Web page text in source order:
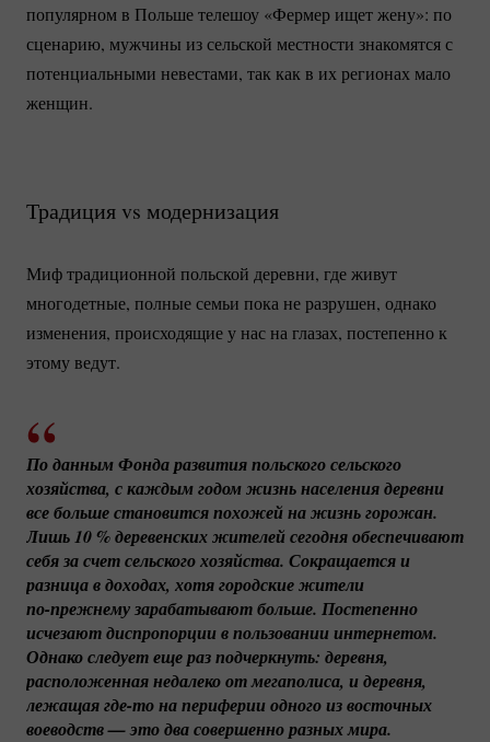
популярном в Польше телешоу «Фермер ищет жену»: по
сценарию, мужчины из сельской местности знакомятся с
потенциальными невестами, так как в их регионах мало
женщин.
Традиция vs модернизация
Миф традиционной польской деревни, где живут
многодетные, полные семьи пока не разрушен, однако
изменения, происходящие у нас на глазах, постепенно к
этому ведут.
По данным Фонда развития польского сельского
хозяйства, с каждым годом жизнь населения деревни
все больше становится похожей на жизнь горожан.
Лишь 10 % деревенских жителей сегодня обеспечивают
себя за счет сельского хозяйства. Сокращается и
по-прежнему зарабатывают больше. Постепенно
исчезают диспропорции в пользовании интернетом.
Однако следует еще раз подчеркнуть: деревня,
расположенная недалеко от мегаполиса, и деревня,
лежащая где-то на периферии одного из восточных
воеводств — это два совершенно разных мира.